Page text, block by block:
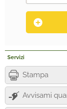
Servizi
Stampa
Avvisami